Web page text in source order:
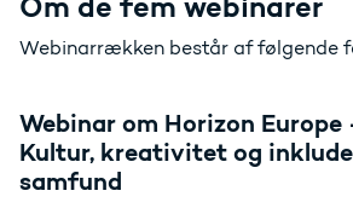
Om de fem webinarer
Webinarrækken består af følgende
Webinar om Horizon Europe
Kultur, kreativitet og
samfund